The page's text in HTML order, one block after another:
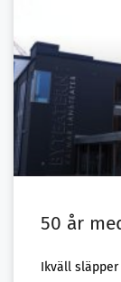
50 år
Ikväll